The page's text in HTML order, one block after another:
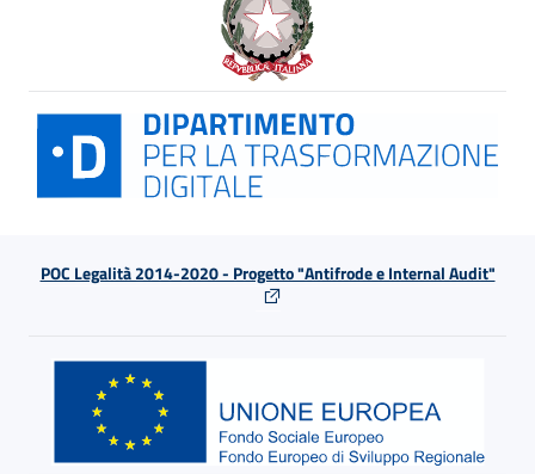
POC Legalità 2014-2020 - Progetto "Antifrode e Internal Audit"